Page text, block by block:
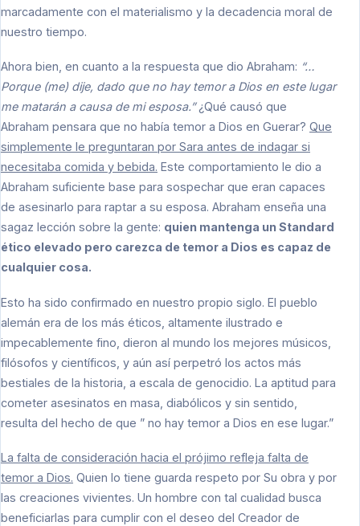
marcadamente con el materialismo y la decadencia moral de
nuestro tiempo.
Ahora bien, en cuanto a la respuesta que dio Abraham: “…
Porque (me) dije, dado que no hay temor a Dios en este lugar
me matarán a causa de mi esposa.”¿Qué causó que
Abraham pensara que no había temor a Dios en Guerar? Que
simplemente le preguntaran por Sara antes de indagar si
necesitaba comida y bebida. Este comportamiento le dio a
Abraham suficiente base para sospechar que eran capaces
de asesinarlo para raptar a su esposa. Abraham enseña una
sagaz lección sobre la gente: quien mantenga un Standard
ético elevado pero carezca de temor a Dios es capaz de
cualquier cosa.
Esto ha sido confirmado en nuestro propio siglo. El pueblo
alemán era de los más éticos, altamente ilustrado e
impecablemente fino, dieron al mundo los mejores músicos,
filósofos y científicos, y aún así perpetró los actos más
bestiales de la historia, a escala de genocidio. La aptitud para
cometer asesinatos en masa, diabólicos y sin sentido,
resulta del hecho de que ” no hay temor a Dios en ese lugar.”
La falta de consideración hacia el prójimo refleja falta de
temor a Dios. Quien lo tiene guarda respeto por Su obra y por
las creaciones vivientes. Un hombre con tal cualidad busca
beneficiarlas para cumplir con el deseo del Creador de